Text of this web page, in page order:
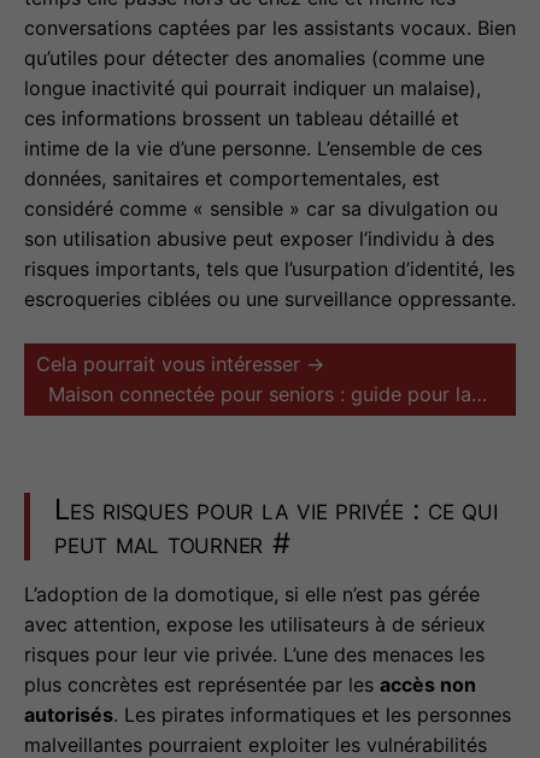
conversations captées par les assistants vocaux. Bien
qu’utiles pour détecter des anomalies (comme une
longue inactivité qui pourrait indiquer un malaise),
ces informations brossent un tableau détaillé et
intime de la vie d’une personne. L’ensemble de ces
données, sanitaires et comportementales, est
considéré comme « sensible » car sa divulgation ou
son utilisation abusive peut exposer l’individu à des
risques importants, tels que l’usurpation d’identité, les
escroqueries ciblées ou une surveillance oppressante.
Cela pourrait vous intéresser →
Maison connectée pour seniors : guide pour la…
Les risques pour la vie privée : ce qui
peut mal tourner #
L’adoption de la domotique, si elle n’est pas gérée
avec attention, expose les utilisateurs à de sérieux
risques pour leur vie privée. L’une des menaces les
plus concrètes est représentée par les accès non
autorisés. Les pirates informatiques et les personnes
malveillantes pourraient exploiter les vulnérabilités